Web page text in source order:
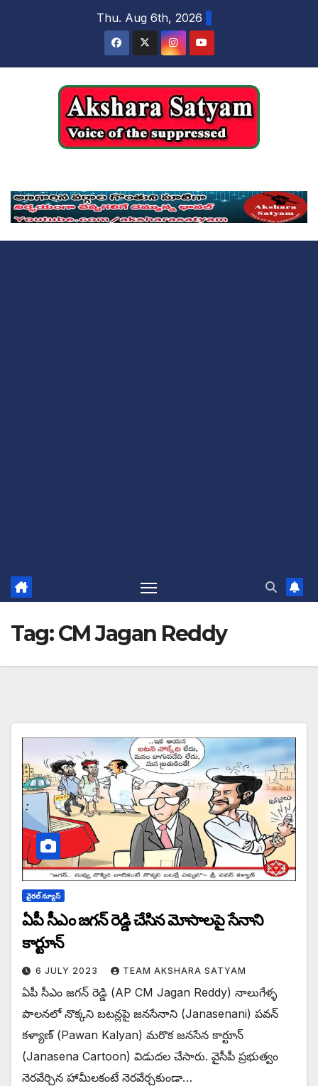
Thu. Aug 6th, 2026
Tag:CM Jagan Reddy
వైరల్ న్యూస్
ఏపీ సీఎం జగన్ రెడ్డి చేసిన మోసాలపై సేనాని
కార్టూన్
6 JULY 2023 TEAM AKSHARA SATYAM
ఏపీ సీఎం జగన్ రెడ్డి (AP CM Jagan Reddy) నాలుగేళ్ళ
పాలనలో నొక్కని బటన్లపై జనసేనాని (Janasenani) పవన్
కళ్యాణ్ (Pawan Kalyan) మరొక జనసేన కార్టూన్
(Janasena Cartoon) విడుదల చేసారు. వైసీపీ ప్రభుత్వం
నెరవేర్చిన హామీలకంటే నెరవేర్చకుండా…